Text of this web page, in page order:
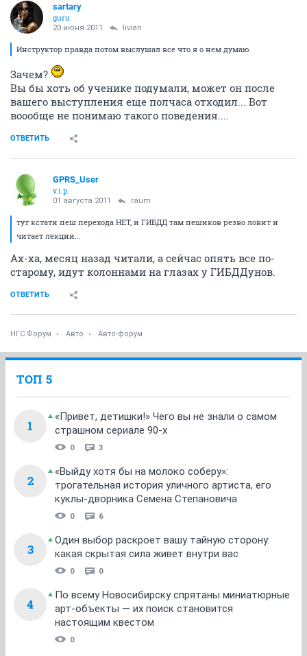
sartary
guru
20 июня 2011 livian
Инструктор правда потом выслушал все что я о нем думаю.
Зачем?
Вы бы хоть об ученике подумали, может он после
вашего выступления еще полчаса отходил... Вот
воообще не понимаю такого поведения....
ОТВЕТИТЬ
GPRS_User
v.i.p.
01 августа 2011 raum
тут кстати пеш перехода НЕТ, и ГИБДД там пешиков резво ловит и
читает лекции...
Ах-ха, месяц назад читали, а сейчас опять все по-
старому, идут колоннами на глазах у ГИБДДунов.
ОТВЕТИТЬ
НГС.Форум Авто Авто-форум
ТОП 5
1
«Привет, детишки!» Чего вы не знали о самом
страшном сериале 90-х
0 3
2
«Выйду хотя бы на молоко соберу»:
трогательная история уличного артиста, его
куклы-дворника Семена Степановича
0 6
3
Один выбор раскроет вашу тайную сторону:
какая скрытая сила живет внутри вас
0 0
4
По всему Новосибирску спрятаны миниатюрные
арт-объекты — их поиск становится
настоящим квестом
0